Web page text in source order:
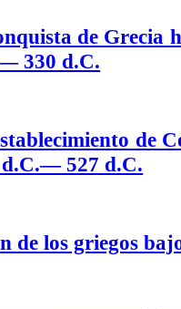
de Grecia
330 d.C.
de
d.C.— 527 d.C.
los griegos